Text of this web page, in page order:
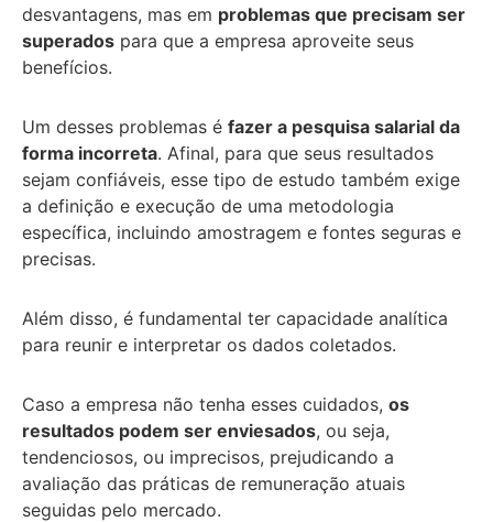
desvantagens, mas em problemas que precisam ser
superados para que a empresa aproveite seus
benefícios.
Um desses problemas é fazer a pesquisa salarial da
forma incorreta. Afinal, para que seus resultados
sejam confiáveis, esse tipo de estudo também exige
a definição e execução de uma metodologia
específica, incluindo amostragem e fontes seguras e
precisas.
Além disso, é fundamental ter capacidade analítica
para reunir e interpretar os dados coletados.
Caso a empresa não tenha esses cuidados, os
resultados podem ser enviesados, ou seja,
tendenciosos, ou imprecisos, prejudicando a
avaliação das práticas de remuneração atuais
seguidas pelo mercado.